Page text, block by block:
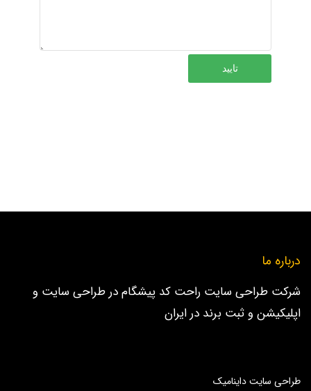
تایید
درباره ما
شرکت طراحی سایت راحت کد پیشگام در طراحی سایت و
اپلیکیشن و ثبت برند در ایران
طراحی سایت داینامیک